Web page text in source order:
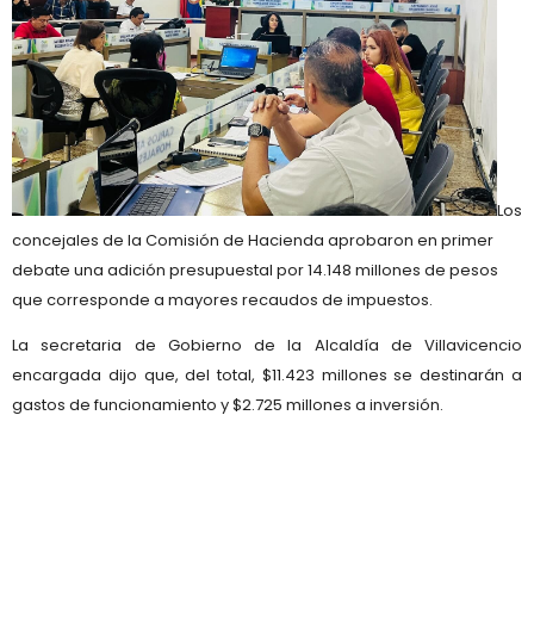
Los
concejales de la Comisión de Hacienda aprobaron en primer
debate una adición presupuestal por 14.148 millones de pesos
que corresponde a mayores recaudos de impuestos.
La secretaria de Gobierno de la Alcaldía de Villavicencio
encargada dijo que, del total, $11.423 millones se destinarán a
gastos de funcionamiento y $2.725 millones a inversión.